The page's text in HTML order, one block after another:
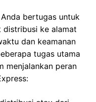
bertugas untuk
distribusi ke alamat
dan keamanan
tugas utama
menjalankan peran